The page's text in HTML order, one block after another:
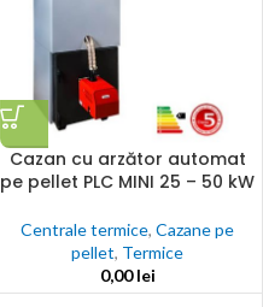
Cazan cu arzător automat
pe pellet PLC MINI 25 – 50 kW
Centrale termice,Cazane pe
pellet, Termice
0,00lei